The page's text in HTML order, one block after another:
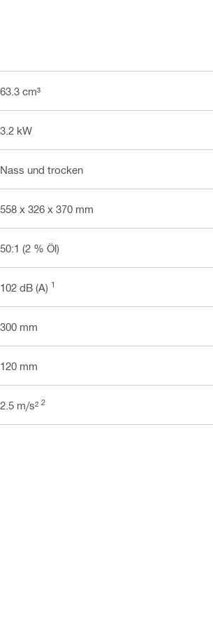
63.3 cm³
3.2 kW
Nass und trocken
558 x 326 x 370 mm
50:1 (2 % Öl)
102 dB (A) 1
300 mm
120 mm
2.5 m/s² 2